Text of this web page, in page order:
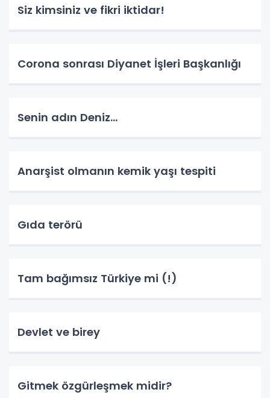
Siz kimsiniz ve fikri iktidar!
Corona sonrası Diyanet İşleri Başkanlığı
Senin adın Deniz...
Anarşist olmanın kemik yaşı tespiti
Gıda terörü
Tam bağımsız Türkiye mi (!)
Devlet ve birey
Gitmek özgürleşmek midir?